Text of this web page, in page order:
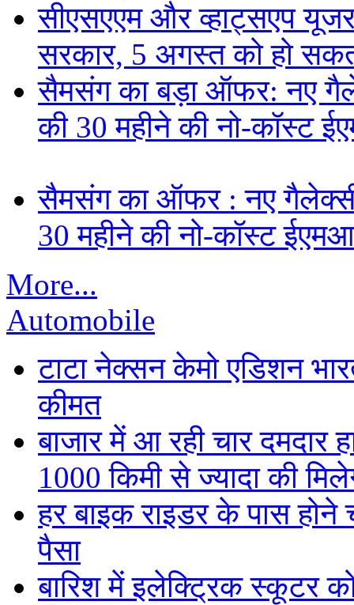
सीएसएएम और व्हाट्सएप
सरकार, 5 अगस्त को हो
सैमसंग का बड़ा ऑफर: नए
की 30 महीने की नो-कॉस्ट
सैमसंग का ऑफर : नए
30 महीने की नो-कॉस्ट
More...
Automobile
टाटा नेक्सन केमो एडिशन
कीमत
बाजार में आ रही चार दमदार
1000 किमी से ज्यादा की
हर बाइक राइडर के पास होने
पैसा
बारिश में इलेक्ट्रिक स्कूटर को